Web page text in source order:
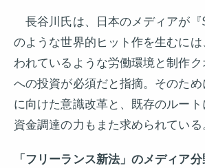
長谷川氏は、日本のメディアが『
のような世界的ヒット作を生むに
われているような労働環境と制作
への投資が必須だと指摘。そのた
に向けた意識改革と、既存のルー
資金調達の力もまた求められている
「フリーランス新法」のメディア